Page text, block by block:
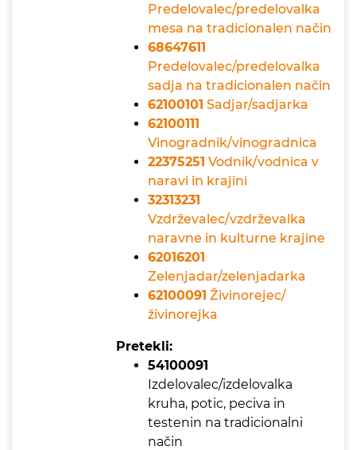
Predelovalec/predelovalka
mesa na tradicionalen način
68647611
Predelovalec/predelovalka
sadja na tradicionalen način
62100101 Sadjar/sadjarka
62100111
Vinogradnik/vinogradnica
22375251 Vodnik/vodnica v
naravi in krajini
32313231
Vzdrževalec/vzdrževalka
naravne in kulturne krajine
62016201
Zelenjadar/zelenjadarka
62100091 Živinorejec/
živinorejka
Pretekli:
54100091
Izdelovalec/izdelovalka
kruha, potic, peciva in
testenin na tradicionalni
način